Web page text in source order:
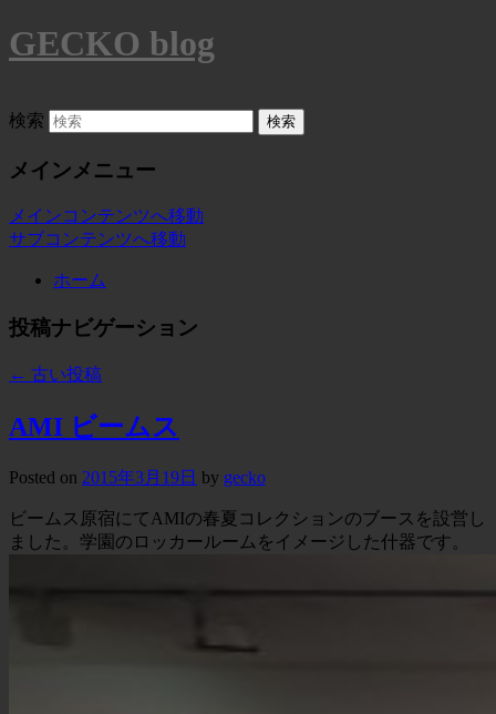
GECKO blog
検索
メインメニュー
メインコンテンツへ移動
サブコンテンツへ移動
ホーム
投稿ナビゲーション
← 古い投稿
AMI ビームス
Posted on 2015年3月19日 by gecko
ビームス原宿にてAMIの春夏コレクションのブースを設営し
ました。学園のロッカールームをイメージした什器です。